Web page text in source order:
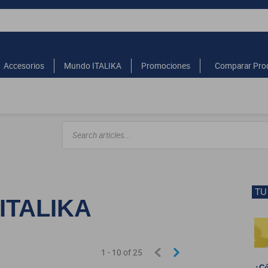
Accesorios Mundo ITALIKA Promociones Comparar
1 - 10of25